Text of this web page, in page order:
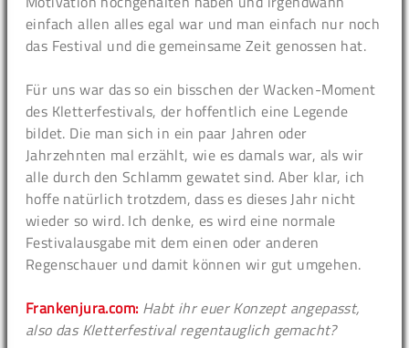
einfach allen alles egal war und man einfach nur noch
das Festival und die gemeinsame Zeit genossen hat.
Für uns war das so ein bisschen der Wacken-Moment
des Kletterfestivals, der hoffentlich eine Legende
bildet. Die man sich in ein paar Jahren oder
Jahrzehnten mal erzählt, wie es damals war, als wir
alle durch den Schlamm gewatet sind. Aber klar, ich
hoffe natürlich trotzdem, dass es dieses Jahr nicht
wieder so wird. Ich denke, es wird eine normale
Festivalausgabe mit dem einen oder anderen
Regenschauer und damit können wir gut umgehen.
Frankenjura.com: Habt ihr euer Konzept angepasst,
also das Kletterfestival regentauglich gemacht?